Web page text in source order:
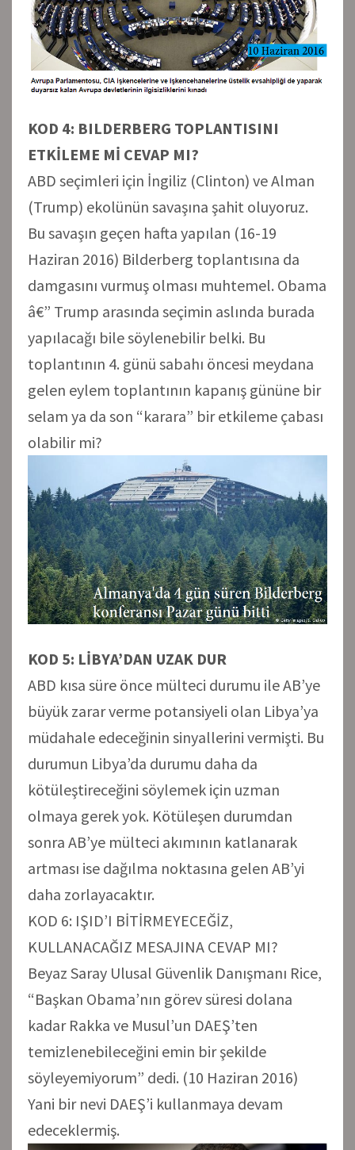
KOD 4: BILDERBERG TOPLANTISINI
ETKİLEME Mİ CEVAP MI?
ABD seçimleri için İngiliz (Clinton) ve Alman
(Trump) ekolünün savaşına şahit oluyoruz.
Bu savaşın geçen hafta yapılan (16-19
Haziran 2016) Bilderberg toplantısına da
damgasını vurmuş olması muhtemel. Obama
â€” Trump arasında seçimin aslında burada
yapılacağı bile söylenebilir belki. Bu
toplantının 4. günü sabahı öncesi meydana
gelen eylem toplantının kapanış gününe bir
selam ya da son “karara” bir etkileme çabası
olabilir mi?
KOD 5: LİBYA’DAN UZAK DUR
ABD kısa süre önce mülteci durumu ile AB’ye
büyük zarar verme potansiyeli olan Libya’ya
müdahale edeceğinin sinyallerini vermişti. Bu
durumun Libya’da durumu daha da
kötüleştireceğini söylemek için uzman
olmaya gerek yok. Kötüleşen durumdan
sonra AB’ye mülteci akımının katlanarak
artması ise dağılma noktasına gelen AB’yi
daha zorlayacaktır.
KOD 6: IŞID’I BİTİRMEYECEĞİZ,
KULLANACAĞIZ MESAJINA CEVAP MI?
Beyaz Saray Ulusal Güvenlik Danışmanı Rice,
“Başkan Obama’nın görev süresi dolana
kadar Rakka ve Musul’un DAEŞ’ten
temizlenebileceğini emin bir şekilde
söyleyemiyorum” dedi. (10 Haziran 2016)
Yani bir nevi DAEŞ’i kullanmaya devam
edeceklermiş.